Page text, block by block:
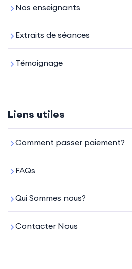
Nos enseignants
Extraits de séances
Témoignage
Liens utiles
Comment passer paiement?
FAQs
Qui Sommes nous?
Contacter Nous